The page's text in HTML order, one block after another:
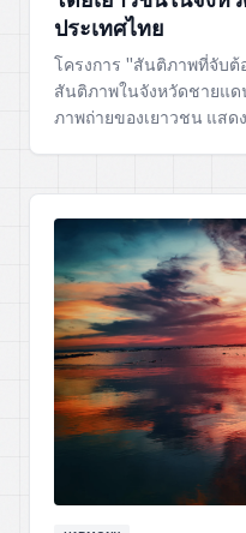
ประเทศไทย
โครงการ "สันติภาพที่จับต้
สันติภาพในจังหวัดชายแ
ภาพถ่ายของเยาวชน แสด